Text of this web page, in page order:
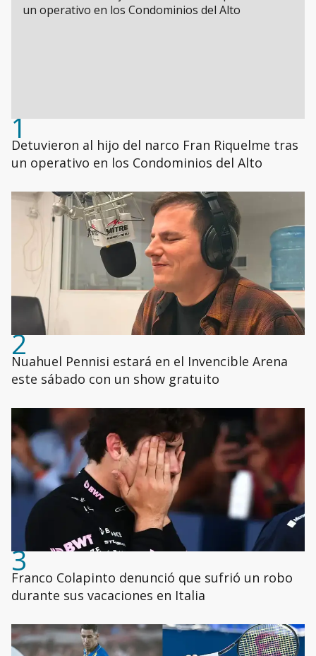
1
Detuvieron al hijo del narco Fran Riquelme tras
un operativo en los Condominios del Alto
2
Nuahuel Pennisi estará en el Invencible Arena
este sábado con un show gratuito
3
Franco Colapinto denunció que sufrió un robo
durante sus vacaciones en Italia